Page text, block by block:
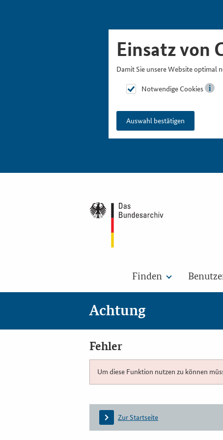
Einsatz von
Damit Sie unsere Website optimal
Notwendige Cookies
Auswahl bestätigen
Finden
Achtung
Fehler
Um diese Funktion nutzen zu können
Zur Startseite